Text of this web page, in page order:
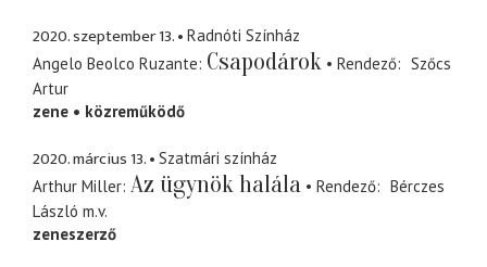
2020. szeptember 13.
Radnóti Színház
Angelo Beolco Ruzante Csapodárok Rendező
Szőcs
Artur
zene
közreműködő
2020. március 13.
Szatmári színház
Arthur Miller Az ügynök halála Rendező
Bérczes
László m.v.
zeneszerző